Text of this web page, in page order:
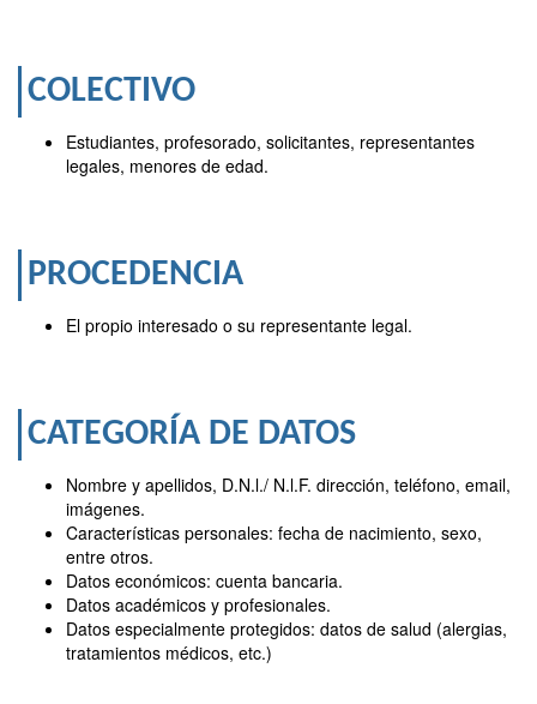
COLECTIVO
Estudiantes, profesorado, solicitantes, representantes
legales, menores de edad.
PROCEDENCIA
El propio interesado o su representante legal.
CATEGORÍA DE DATOS
Nombre y apellidos, D.N.l./ N.l.F. dirección, teléfono, email,
imágenes.
Características personales: fecha de nacimiento, sexo,
entre otros.
Datos económicos: cuenta bancaria.
Datos académicos y profesionales.
Datos especialmente protegidos: datos de salud (alergias,
tratamientos médicos, etc.)